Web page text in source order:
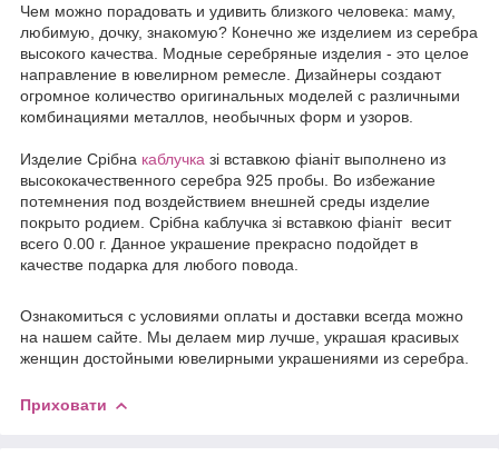
Чем можно порадовать и удивить близкого человека: маму,
любимую, дочку, знакомую? Конечно же изделием из серебра
высокого качества. Модные серебряные изделия - это целое
направление в ювелирном ремесле. Дизайнеры создают
огромное количество оригинальных моделей с различными
комбинациями металлов, необычных форм и узоров.
Изделие Срібна каблучка зі вставкою фіаніт выполнено из
высококачественного серебра 925 пробы. Во избежание
потемнения под воздействием внешней среды изделие
покрыто родием. Срібна каблучка зі вставкою фіаніт весит
всего 0.00 г. Данное украшение прекрасно подойдет в
качестве подарка для любого повода.
Ознакомиться с условиями оплаты и доставки всегда можно
на нашем сайте. Мы делаем мир лучше, украшая красивых
женщин достойными ювелирными украшениями из серебра.
Приховати